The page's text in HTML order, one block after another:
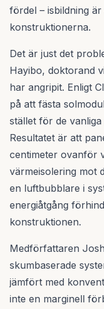
fördel – isbildning
konstruktionerna.
Det är just det
Hayibo, doktorand
har angripit. Enligt
på att fästa
stället för de
Resultatet är att
centimeter ovanför
värmeisolering mot
en luftbubblare i
energiåtgång
konstruktionen.
Medförfattaren
skumbaserade
jämfört med
inte en marginell